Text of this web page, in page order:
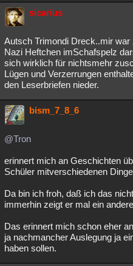
sicarius
Autsch Trimondi Dreck..mir
Nazi Heftchen imSchafspelz
sich wirklich für nichtsmehr
Lügen und Verzerrungen
den Leserbriefen nieder.
bism_7_8_6
@Tron
erinnert mich an Geschichten
Schüler mitverschiedenen
Da bin ich froh, daß ich das
immerhin zeigt er mal ein
Das erinnert mich schon eher
ja nachmancher Auslegung ja
haben sollen.